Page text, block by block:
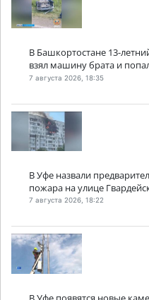
В Башкортостане 13-
взял машину брата и
7 августа 2026, 18:35
В Уфе назвали
пожара на улице
7 августа 2026, 18:22